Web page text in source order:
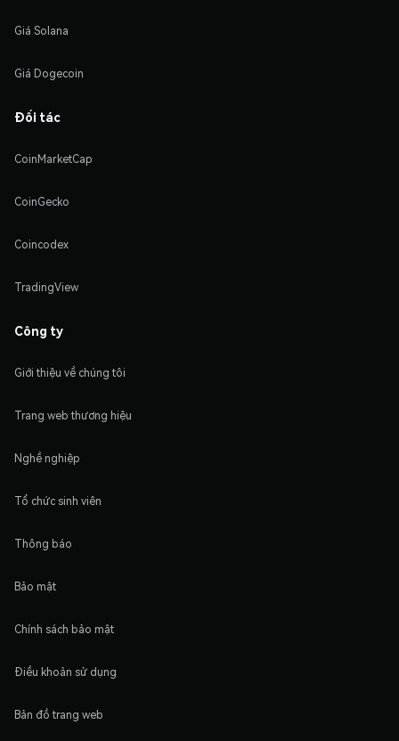
Giá Solana
Giá Dogecoin
Đối tác
CoinMarketCap
CoinGecko
Coincodex
TradingView
Công ty
Giới thiệu về chúng tôi
Trang web thương hiệu
Nghề nghiệp
Tổ chức sinh viên
Thông báo
Bảo mật
Chính sách bảo mật
Điều khoản sử dụng
Bản đồ trang web